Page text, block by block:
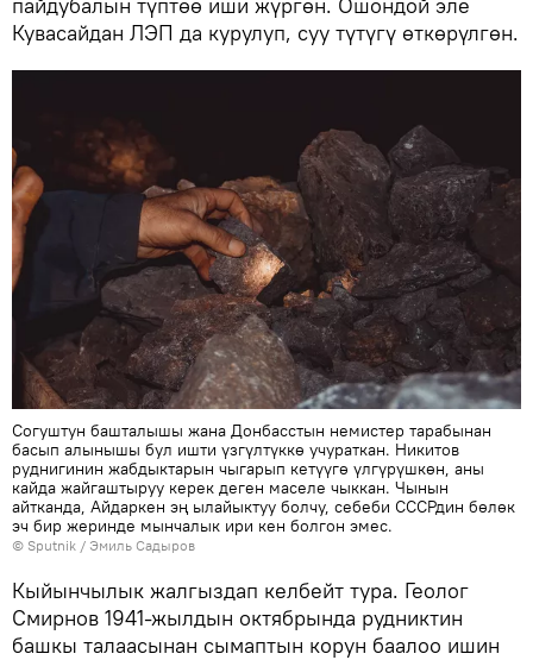
Кувасайдан ЛЭП да курулуп, суу түтүгү өткөрүлгөн.
Согуштун башталышы жана Донбасстын немистер тарабынан
басып алынышы бул ишти үзгүлтүккө учураткан. Никитов
руднигинин жабдыктарын чыгарып кетүүгө үлгүрүшкөн, аны
кайда жайгаштыруу керек деген маселе чыккан. Чынын
айтканда, Айдаркен эң ылайыктуу болчу, себеби СССРдин бөлөк
эч бир жеринде мынчалык ири кен болгон эмес.
© Sputnik / Эмиль Садыров
Кыйынчылык жалгыздап келбейт тура. Геолог
Смирнов 1941-жылдын октябрында рудниктин
башкы талаасынан сымаптын корун баалоо ишин